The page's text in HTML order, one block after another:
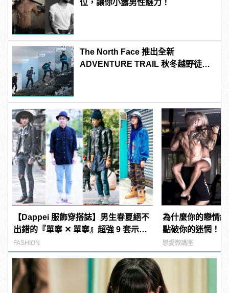
位，讓你小露男性魅力！
The North Face 推出全新
ADVENTURE TRAIL 秋冬越野徒步
【Dappei 服飾穿搭誌】男生春夏絕不
出錯的『單寧 ✕ 單寧』超強 9 套示
範！
FASHION
為什麼你的戀情
點破你的迷惘！
戀愛微講座